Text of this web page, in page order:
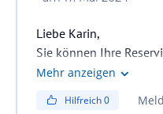
Aufenthaltes
kostenloser Internetzugang
kostenloser
Parkservice & Gepäckservice
Liebe Karin,
Sie können Ihre
jetzt vornehmen.
gerne ein Angebot
Mehr anzeigen
Hilfreich0